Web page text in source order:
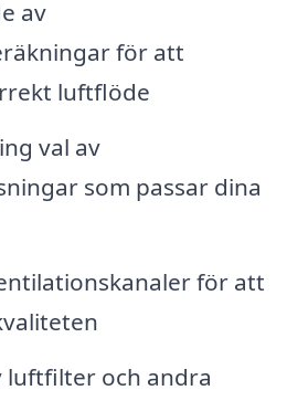
av
för att
luftflöde
val av
som passar dina
för att
luftfilter och andra